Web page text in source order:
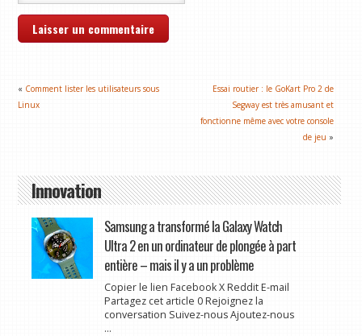
« Comment lister les utilisateurs sous
Linux
Essai routier : le GoKart Pro 2 de
Segway est très amusant et
fonctionne même avec votre console
de jeu »
Innovation
Samsung a transformé la Galaxy Watch
Ultra 2 en un ordinateur de plongée à part
entière – mais il y a un problème
Copier le lien Facebook X Reddit E-mail
Partagez cet article 0 Rejoignez la
conversation Suivez-nous Ajoutez-nous
...